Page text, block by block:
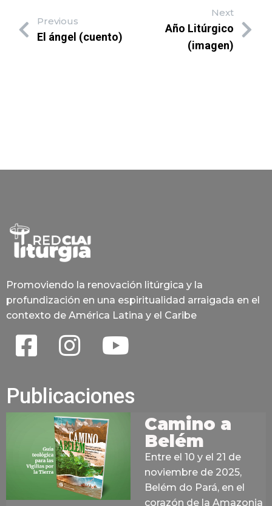
Previous
El ángel (cuento)
Next
Año Litúrgico
(imagen)
Promoviendo la renovación litúrgica y la
profundización en una espiritualidad arraigada en el
contexto de América Latina y el Caribe
Publicaciones
Camino a
Belém
Entre el 10 y el 21 de
noviembre de 2025,
Belém do Pará, en el
corazón de la Amazonia